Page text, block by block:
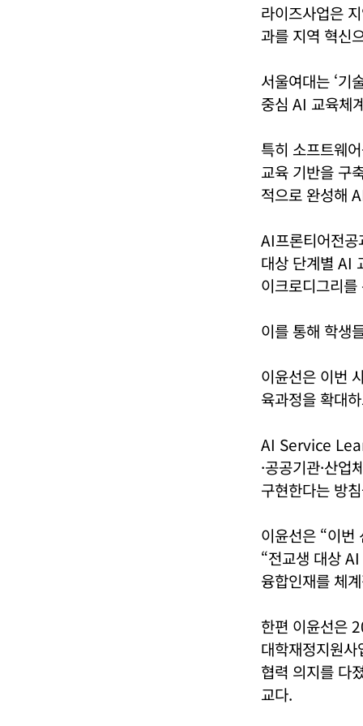
라이즈사업은
과를 지역 혁신
서울여대는 ‘기
중심 AI 교육체
특히 소프트웨
교육 기반을 구
적으로 완성해
AI프론티어전
대상 단계별 AI
이크로디그리를
이를 통해 학생
이윤선은 이번
육과정을 확대
AI Service
·공공기관·산
구현한다는 방
이윤선은 “이번
“전교생 대상
융합인재를 체
한편 이윤선은
대학재정지원
협력 의지를 다
교다.